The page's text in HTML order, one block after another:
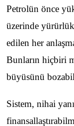
Petrolün önce
üzerinde
edilen her
Bunların hiçbiri
büyüsünü
Sistem, nihai